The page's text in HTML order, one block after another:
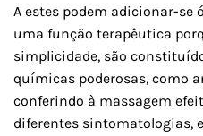
A estes podem adicionar-se
uma função terapêutica
simplicidade, são
químicas poderosas, como
conferindo à massagem
diferentes sintomatologias,